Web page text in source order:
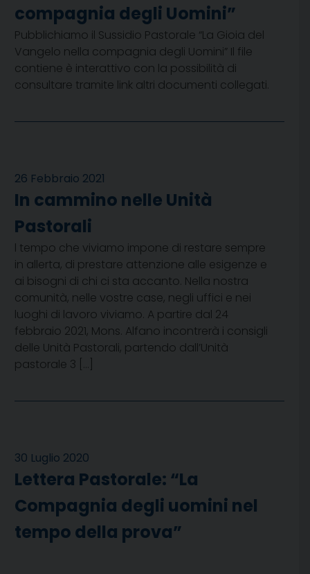
compagnia degli Uomini”
Pubblichiamo il Sussidio Pastorale “La Gioia del
Vangelo nella compagnia degli Uomini” Il file
contiene è interattivo con la possibilità di
consultare tramite link altri documenti collegati.
26 Febbraio 2021
In cammino nelle Unità
Pastorali
l tempo che viviamo impone di restare sempre
in allerta, di prestare attenzione alle esigenze e
ai bisogni di chi ci sta accanto. Nella nostra
comunità, nelle vostre case, negli uffici e nei
luoghi di lavoro viviamo. A partire dal 24
febbraio 2021, Mons. Alfano incontrerà i consigli
delle Unità Pastorali, partendo dall’Unità
pastorale 3 […]
30 Luglio 2020
Lettera Pastorale: “La
Compagnia degli uomini nel
tempo della prova”